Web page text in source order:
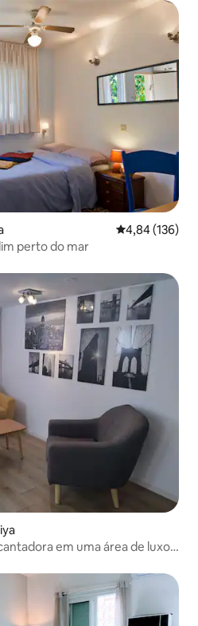
4,84 de uma
4,84 (136)
perto do mar
em uma área de luxo